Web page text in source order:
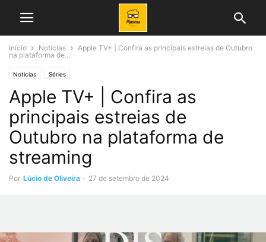
Início Noticias
Apple TV+ | Confira as principais estreias de Outubro
na plataforma de...
Noticias Séries
Apple TV+ | Confira as
principais estreias de
Outubro na plataforma de
streaming
Por Lúcio de Oliveira - 27 de setembro de 2024